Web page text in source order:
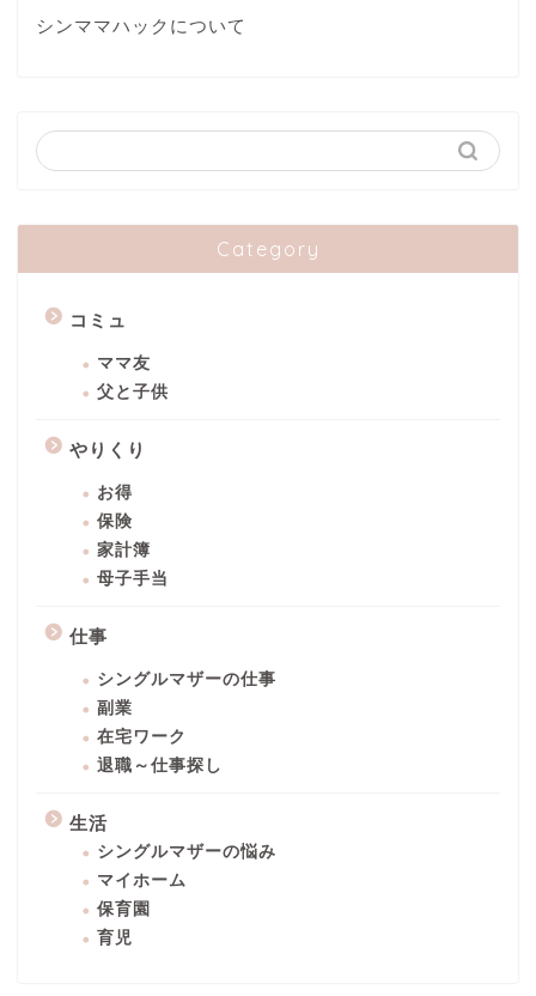
シンママハックについて
Category
コミュ
ママ友
父と子供
やりくり
お得
保険
家計簿
母子手当
仕事
シングルマザーの仕事
副業
在宅ワーク
退職～仕事探し
生活
シングルマザーの悩み
マイホーム
保育園
育児